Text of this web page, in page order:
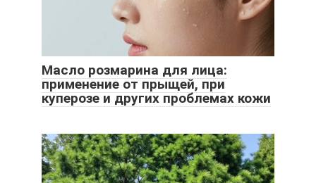
Масло розмарина для лица:
применение от прыщей, при
куперозе и других проблемах кожи